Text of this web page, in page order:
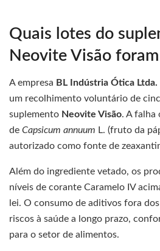
Quais lotes do
Neovite Visão
A empresa BL Indústria Ótica Ltda.
um recolhimento voluntário de
suplemento Neovite Visão. A falha
de Capsicum annuum L. (fruto da
autorizado como fonte de
Além do ingrediente vetado, os
níveis de corante Caramelo IV
lei. O consumo de aditivos fora
riscos à saúde a longo prazo,
para o setor de alimentos.